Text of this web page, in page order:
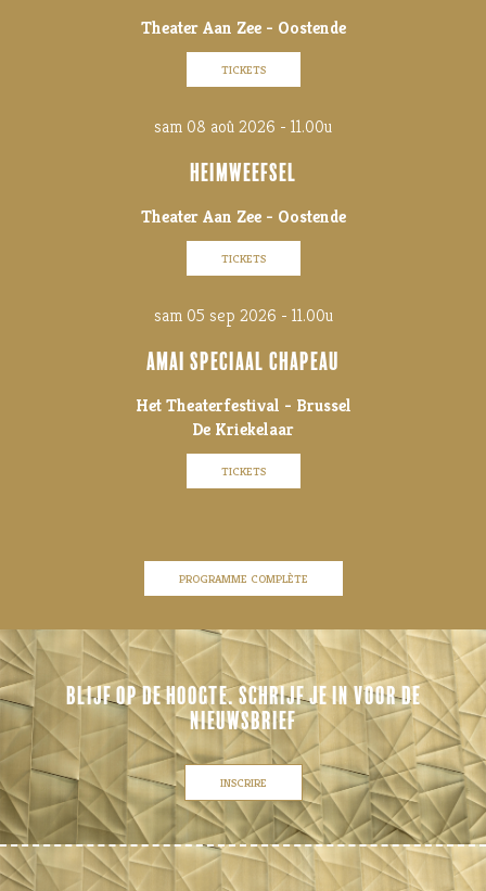
Theater Aan Zee - Oostende
TICKETS
sam 08 aoû 2026 - 11.00u
HEIMWEEFSEL
Theater Aan Zee - Oostende
TICKETS
sam 05 sep 2026 - 11.00u
AMAI SPECIAAL CHAPEAU
Het Theaterfestival - Brussel
De Kriekelaar
TICKETS
PROGRAMME COMPLÈTE
BLIJF OP DE HOOGTE. SCHRIJF JE IN VOOR DE
NIEUWSBRIEF
INSCRIRE